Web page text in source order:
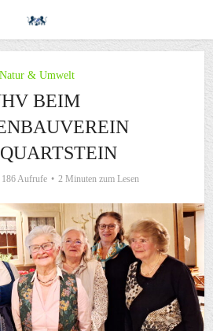
Natur & Umwelt
BEIM
186 Aufrufe 2 Minuten zum Lesen